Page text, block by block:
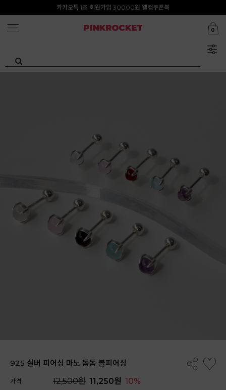
첫구매 특가존 50%
0
925 실버 피어싱 마노 돔돔 볼피어싱
가격 12,500원 11,250원 10%